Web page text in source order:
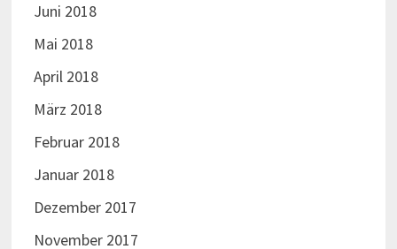
Juni 2018
Mai 2018
April 2018
März 2018
Februar 2018
Januar 2018
Dezember 2017
November 2017